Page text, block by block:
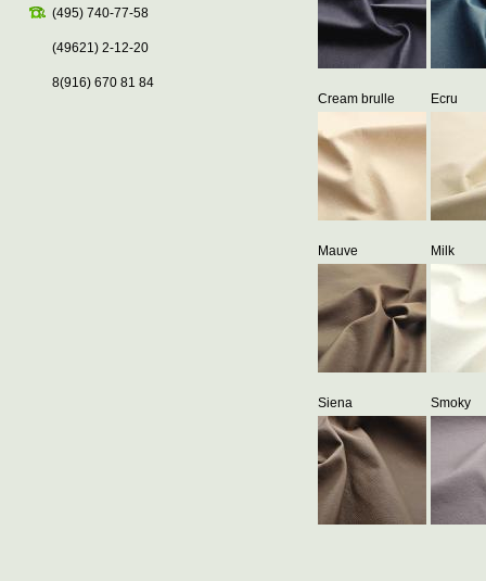
(495) 740-77-58
(49621) 2-12-20
8(916) 670 81 84
Cream brulle Ecru
Mauve Milk
Siena Smoky